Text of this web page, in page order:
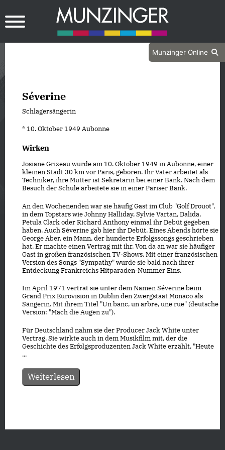
Munzinger Online
Séverine
Schlagersängerin
* 10. Oktober 1949 Aubonne
Wirken
Josiane Grizeau wurde am 10. Oktober 1949 in Aubonne, einer
kleinen Stadt 30 km vor Paris, geboren. Ihr Vater arbeitet als
Techniker, ihre Mutter ist Sekretärin bei einer Bank. Nach dem
Besuch der Schule arbeitete sie in einer Pariser Bank.
An den Wochenenden war sie häufig Gast im Club "Golf Drouot",
in dem Topstars wie Johnny Halliday, Sylvie Vartan, Dalida,
Petula Clark oder Richard Anthony einmal ihr Debüt gegeben
haben. Auch Séverine gab hier ihr Debüt. Eines Abends hörte sie
George Aber, ein Mann, der hunderte Erfolgssongs geschrieben
hat. Er machte einen Vertrag mit ihr. Von da an war sie häufiger
Gast in großen französischen TV-Shows. Mit einer französischen
Version des Songs "Sympathy" wurde sie bald nach ihrer
Entdeckung Frankreichs Hitparaden-Nummer Eins.
Im April 1971 vertrat sie unter dem Namen Séverine beim
Grand Prix Eurovision in Dublin den Zwergstaat Monaco als
Sängerin. Mit ihrem Titel "Un banc, un arbre, une rue" (deutsche
Version: "Mach die Augen zu").
Für Deutschland nahm sie der Producer Jack White unter
Vertrag. Sie wirkte auch in dem Musikfilm mit, der die
Geschichte des Erfolgsproduzenten Jack White erzählt, "Heute
...
Weiterlesen